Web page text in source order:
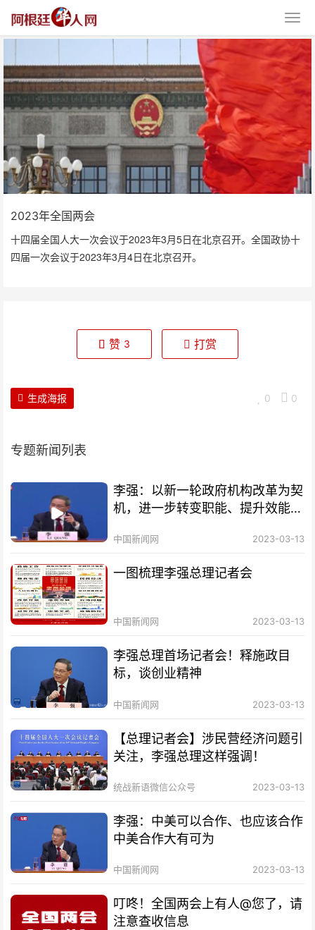
2023年全国两会
十四届全国人大一次会议于2023年3月5日在北京召开。全国政协十
四届一次会议于2023年3月4日在北京召开。
2023年全国两会
赞 3 打赏
0 0
生成海报
专题新闻列表
李强：以新一轮政府机构改革为契
机，进一步转变职能、提升效能、
中国新闻网 2023-03-13
一图梳理李强总理记者会
中国新闻网 2023-03-13
李强总理首场记者会！释施政目
标，谈创业精神
中国新闻网 2023-03-13
【总理记者会】涉民营经济问题引
关注，李强总理这样强调！
统战新语微信公众号 2023-03-13
李强：中美可以合作、也应该合作
中美合作大有可为
中国新闻网 2023-03-13
叮咚！全国两会上有人@您了，请
注意查收信息